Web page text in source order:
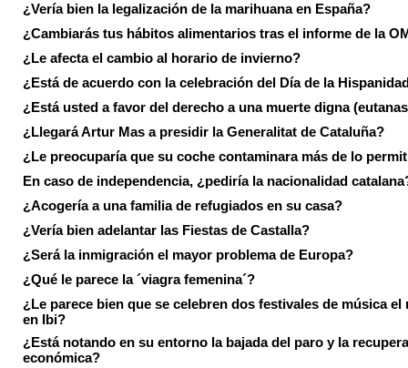
¿Vería bien la legalización de la marihuana en España?
¿Cambiarás tus hábitos alimentarios tras el informe de la
¿Le afecta el cambio al horario de invierno?
¿Está de acuerdo con la celebración del Día de la
¿Está usted a favor del derecho a una muerte digna
¿Llegará Artur Mas a presidir la Generalitat de Cataluña?
¿Le preocuparía que su coche contaminara más de lo
En caso de independencia, ¿pediría la nacionalidad
¿Acogería a una familia de refugiados en su casa?
¿Vería bien adelantar las Fiestas de Castalla?
¿Será la inmigración el mayor problema de Europa?
¿Qué le parece la ´viagra femenina´?
¿Le parece bien que se celebren dos festivales de música el
en Ibi?
¿Está notando en su entorno la bajada del paro y la
económica?